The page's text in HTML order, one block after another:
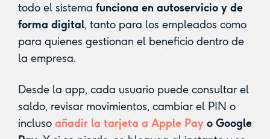
todo el sistema funciona en autoservicio y de
forma digital, tanto para los empleados como
para quienes gestionan el beneficio dentro de
la empresa.
Desde la app, cada usuario puede consultar el
saldo, revisar movimientos, cambiar el PIN o
incluso añadir la tarjeta a Apple Payo Google